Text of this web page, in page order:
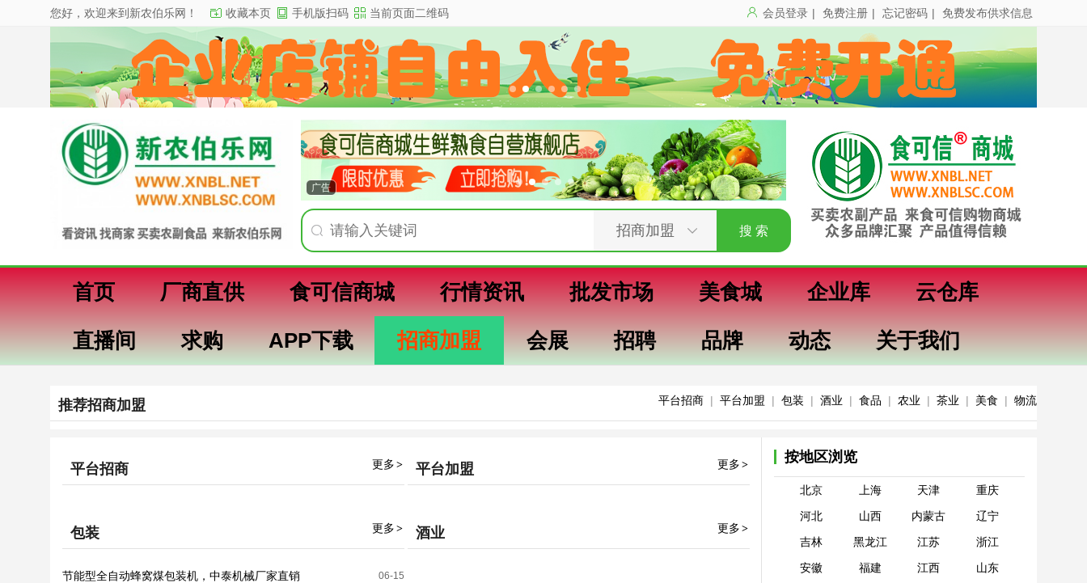
您好，欢迎来到新农伯乐网！ 收藏本页 手机版扫码 当前页面二维码 会员登录 | 免费注册 | 忘记密码 | 免费发布供求信息
广告
首页 厂商直供 食可信商城 行情资讯 批发市场 美食城 企业库
云仓库
直播间
求购 APP下载 招商加盟 会展 招聘 品牌 动态 关于我们
平台招商 | 平台加盟 | 包装 | 酒业 | 食品 | 农业 | 茶业 | 美食 | 物流
推荐招商加盟
更多 >
平台招商 更多 >
平台加盟
更多 >
包装
06-15
节能型全自动蜂窝煤包装机，中泰机械厂家直销
更多 >
酒业
按地区浏览
北京 上海 天津
重庆
河北
山西 内蒙古
辽宁
吉林
黑龙江 江苏
浙江
安徽
福建 江西
山东